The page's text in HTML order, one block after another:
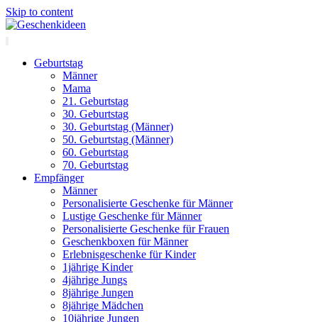
Skip to content
Geburtstag
Männer
Mama
21. Geburtstag
30. Geburtstag
30. Geburtstag (Männer)
50. Geburtstag (Männer)
60. Geburtstag
70. Geburtstag
Empfänger
Männer
Personalisierte Geschenke für Männer
Lustige Geschenke für Männer
Personalisierte Geschenke für Frauen
Geschenkboxen für Männer
Erlebnisgeschenke für Kinder
1jährige Kinder
4jährige Jungs
8jährige Jungen
8jährige Mädchen
10jährige Jungen